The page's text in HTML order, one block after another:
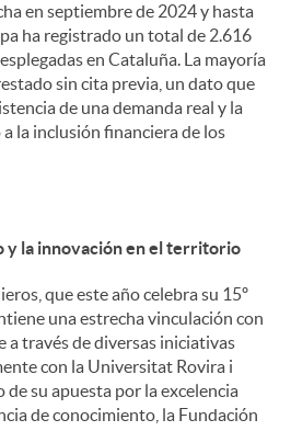
en septiembre de 2024 y hasta
ha registrado un total de 2.616
en Cataluña. La mayoría
sin cita previa, un dato que
de una demanda real y la
la inclusión financiera de los
y la innovación en el territorio
que este año celebra su 15º
una estrecha vinculación con
través de diversas iniciativas
con la Universitat Rovira i
de su apuesta por la excelencia
de conocimiento, la Fundación